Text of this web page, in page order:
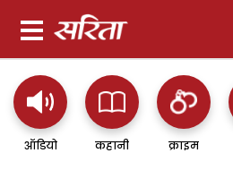
ऑडियो कहानी क्राइम